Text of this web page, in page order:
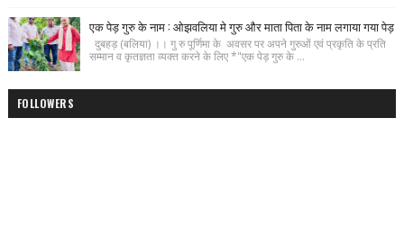
एक पेड़ गुरु के नाम : ओझवलिया मे गुरु और माता पिता के नाम लगाया गया पेड़
दुबहड़ (बलिया) ।। गु रु पूर्णिमा के अवसर पर अपने गुरुओं एवं प्रकृति के प्रति
सम्मान व कृतज्ञता व्यक्त करने के लिए *"एक पेड़ गुरु के ...
FOLLOWERS